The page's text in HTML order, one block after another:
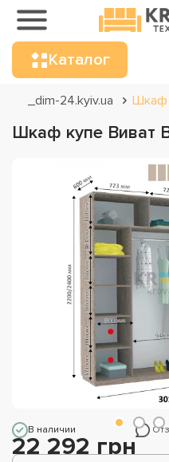
Каталог
_dim-24.kyiv.ua Шкаф
Шкаф купе Виват
В наличии
22 292 грн